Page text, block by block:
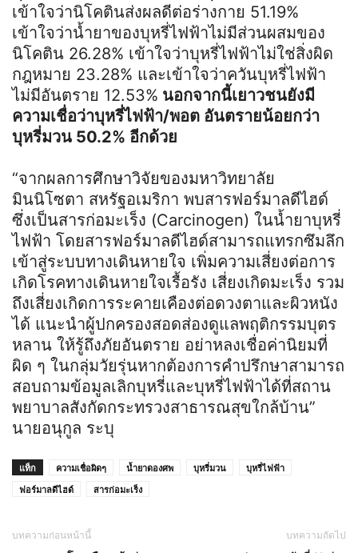
เข้าใจว่านิโคตินส่งผลดีต่อร่างกาย 51.19%
เข้าใจว่าน้ำยาของบุหรี่ไฟฟ้าไม่มีส่วนผสมของ
นิโคติน 26.28% เข้าใจว่าบุหรี่ไฟฟ้าไม่ใช่สิ่งผิด
กฎหมาย 23.28% และเข้าใจว่าควันบุหรี่ไฟฟ้า
ไม่มีอันตราย 12.53% นอกจากนี้เยาวชนยังมี
ความเชื่อว่าบุหรี่ไฟฟ้า/พอต อันตรายน้อยกว่า
บุหรี่มวน 50.2% อีกด้วย
“จากผลการศึกษาวิจัยของมหาวิทยาลัย
มินนิโซตา สหรัฐอเมริกา พบสารฟอร์มาลดีไฮด์
ซึ่งเป็นสารก่อมะเร็ง (Carcinogen) ในน้ำยาบุหรี่
ไฟฟ้า โดยสารฟอร์มาลดีไฮด์สามารถแทรกซึมลึก
เข้าสู่ระบบทางเดินหายใจ เพิ่มความเสี่ยงต่อการ
เกิดโรคทางเดินหายใจเรื้อรัง เสี่ยงเกิดมะเร็ง รวม
ถึงเสี่ยงเกิดการระคายเคืองต่อดวงตาและผิวหนัง
ได้ แนะนำผู้ปกครองสอดส่องดูแลพฤติกรรมบุตร
หลาน ให้รู้ถึงภัยอันตราย อย่าหลงเชื่อค่านิยมที่
ผิด ๆ ในกลุ่มวัยรุ่นหากต้องการคำปรึกษาสามารถ
สอบถามข้อมูลเลิกบุหรี่และบุหรี่ไฟฟ้าได้ที่สถาน
พยาบาลสังกัดกระทรวงสาธารณสุขใกล้บ้าน”
นายอนุกูล ระบุ
แท็ก ความเชื่อผิดๆ น้ำยาดองศพ บุหรี่มวน
บุหรี่ไฟฟ้า
ฟอร์มาลดีไฮด์
สารก่อมะเร็ง
บทความก่อนหน้านี้ บทความถัดไป